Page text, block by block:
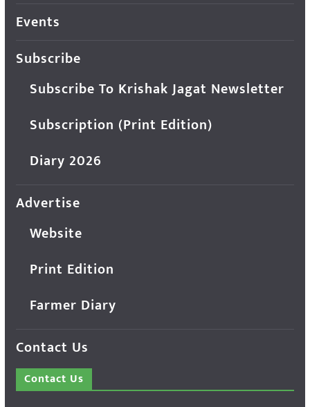
Events
Subscribe
Subscribe To Krishak Jagat Newsletter
Subscription (Print Edition)
Diary 2026
Advertise
Website
Print Edition
Farmer Diary
Contact Us
Contact Us